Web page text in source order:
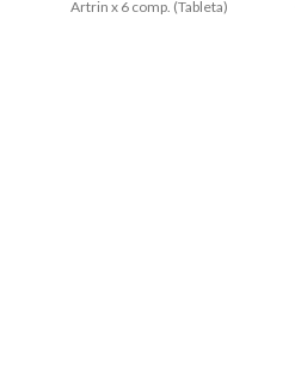
Artrin x 6 comp. (Tableta)